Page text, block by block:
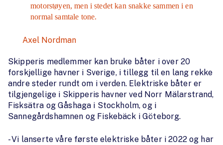
motorstøyen, men i stedet kan snakke sammen i en
normal samtale tone.
Axel Nordman
Skipperis medlemmer kan bruke båter i over 20
forskjellige havner i Sverige, i tillegg til en lang rekke
andre steder rundt om i verden. Elektriske båter er
tilgjengelige i Skipperis havner ved Norr Mälarstrand,
Fisksätra og Gåshaga i Stockholm, og i
Sannegårdshamnen og Fiskebäck i Göteborg.
- Vi lanserte våre første elektriske båter i 2022 og har